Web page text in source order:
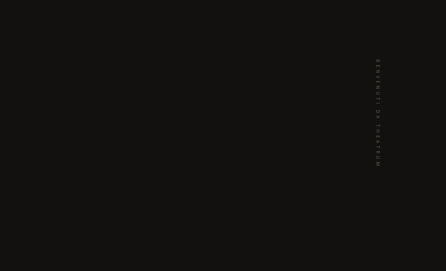
BENVENUTI DA THEATRUM